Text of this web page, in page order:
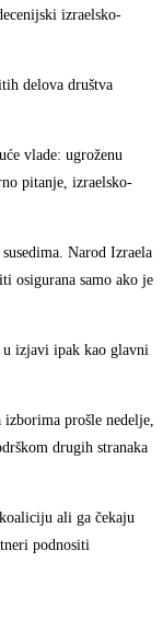
izraelsko-
delova društva
vlade: ugroženu
pitanje, izraelsko-
Narod Izraela
osigurana samo ako je
izjavi ipak kao glavni
prošle nedelje,
drugih stranaka
ali ga čekaju
podnositi